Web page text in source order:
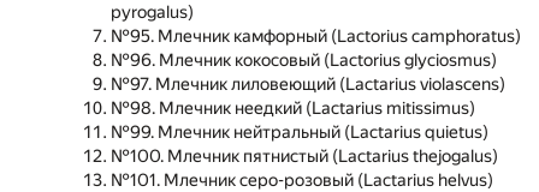
pyrogalus)
№95. Млечник камфорный (Lactorius camphoratus)
№96. Млечник кокосовый (Lactorius glyciosmus)
№97. Млечник лиловеющий (Lactarius violascens)
№98. Млечник неедкий (Lactarius mitissimus)
№99. Млечник нейтральный (Lactarius quietus)
№100. Млечник пятнистый (Lactarius thejogalus)
№101. Млечник серо-розовый (Lactarius helvus)